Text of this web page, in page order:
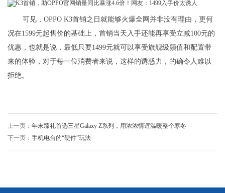
可见，OPPO K3首销之日就能够火爆全网并非没有理由，更何
况在1599元起售价的基础上，首销当天入手还能再享受立减100元的
优惠，也就是说，最低只要1499元就可以享受旗舰级颜值和配置带
来的体验，对于每一位消费者来说，这样的诱惑力，的确令人难以
拒绝。
上一页： 年末臻礼首选三星Galaxy Z系列，用浓浓情谊温暖整个寒冬
下一页： 手机电台的“硬件”玩法